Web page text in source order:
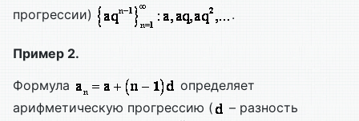
прогрессии)
.
Пример 2.
Формула
определяет
арифметическую прогрессию (
– разность